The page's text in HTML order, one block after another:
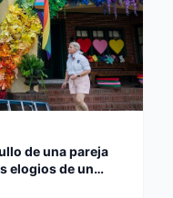
de una pareja
elogios de un